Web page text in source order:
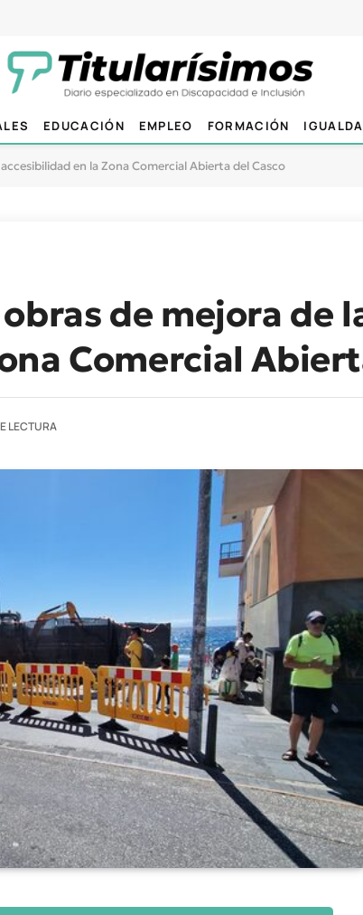
EDUCACIÓN EMPLEO FORMACIÓN
en la Zona Comercial Abierta del Casco
de mejora de
Comercial
LECTURA